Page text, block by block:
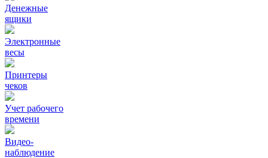
Денежные
ящики
Электронные
весы
Принтеры
чеков
Учет рабочего
времени
Видео‑
наблюдение